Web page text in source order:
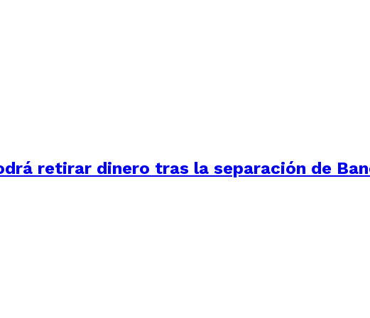
retirar dinero tras la separación de